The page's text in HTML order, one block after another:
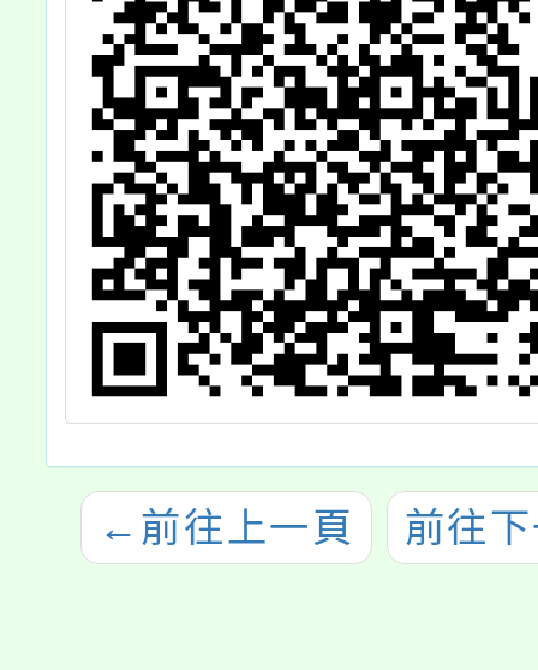
← 前往上一頁 前往